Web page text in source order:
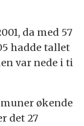
da med 57
hadde tallet
var nede i ti
økende
det 27